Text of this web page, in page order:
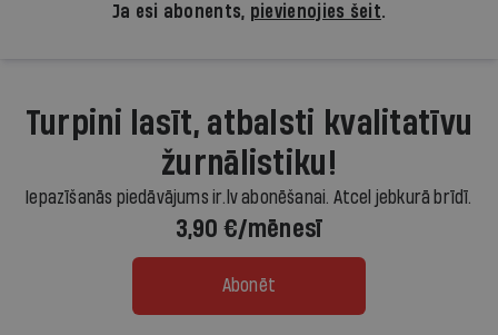
Ja esi abonents, pievienojies šeit.
Turpini lasīt, atbalsti kvalitatīvu
žurnālistiku!
Iepazīšanās piedāvājums ir.lv abonēšanai. Atcel jebkurā brīdī.
3,90 €/mēnesī
Abonēt